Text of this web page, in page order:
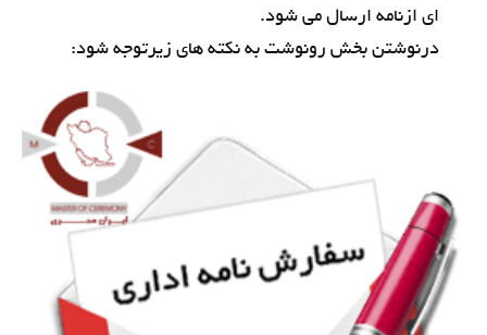
ای ازنامه ارسال می شود.
درنوشتن بخش رونوشت به نکته های زیرتوجه شود: